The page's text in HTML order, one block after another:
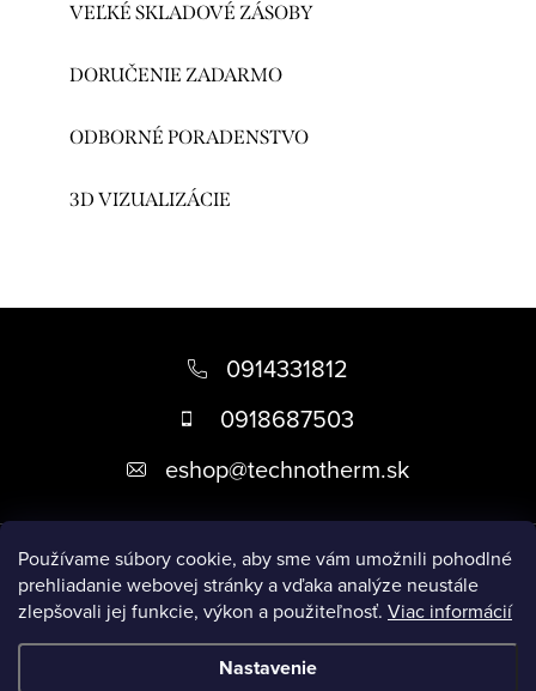
Používame súbory cookie, aby sme vám umožnili pohodlné
prehliadanie webovej stránky a vďaka analýze neustále
zlepšovali jej funkcie, výkon a použiteľnosť. Viac informácií
Nastavenie
VEĽKÉ SKLADOVÉ ZÁSOBY
DORUČENIE ZADARMO
ODBORNÉ PORADENSTVO
3D VIZUALIZÁCIE
i
0914331812
0918687503
eshop@technotherm.sk
Informácie
Prijímame online platby